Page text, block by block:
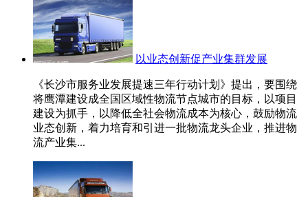
以业态创新促产业集群发展
《长沙市服务业发展提速三年行动计划》提出，要围绕
将鹰潭建设成全国区域性物流节点城市的目标，以项目
建设为抓手，以降低全社会物流成本为核心，鼓励物流
业态创新，着力培育和引进一批物流龙头企业，推进物
流产业集...